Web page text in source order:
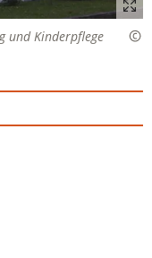
und Kinderpflege